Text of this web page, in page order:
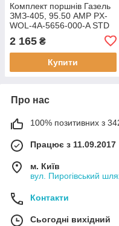
Комплект поршнів Газель
ЗМЗ-405, 95.50 AMP PX-
WOL-4A-5656-000-A STD
2 165 ₴
Купити
Про нас
100% позитивних з 342
Працює з 11.09.2017
м. Київ
вул. Пирогівський
Контакти
Сьогодні вихідний